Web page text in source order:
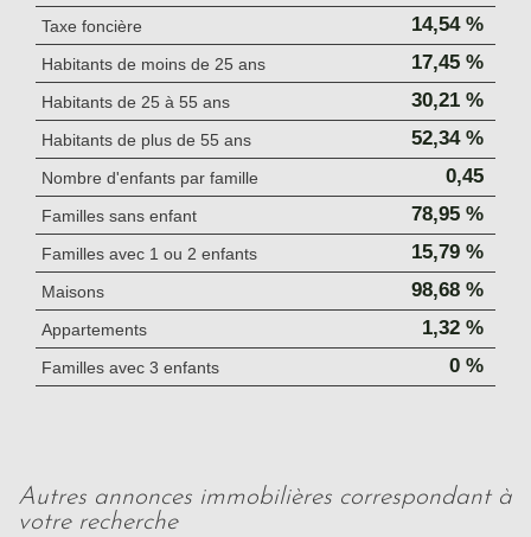
Taxe foncière 14,54 %
Habitants de moins de 25 ans 17,45 %
Habitants de 25 à 55 ans 30,21 %
Habitants de plus de 55 ans 52,34 %
Nombre d'enfants par famille 0,45
Familles sans enfant 78,95 %
Familles avec 1 ou 2 enfants 15,79 %
Maisons 98,68 %
Appartements 1,32 %
Familles avec 3 enfants 0 %
autres annonces immobilières correspondant à
votre recherche